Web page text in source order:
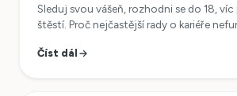
Sleduj svou vášeň, rozhodni se do 18, víc
štěstí. Proč nejčastější rady o kariéře
Číst dál